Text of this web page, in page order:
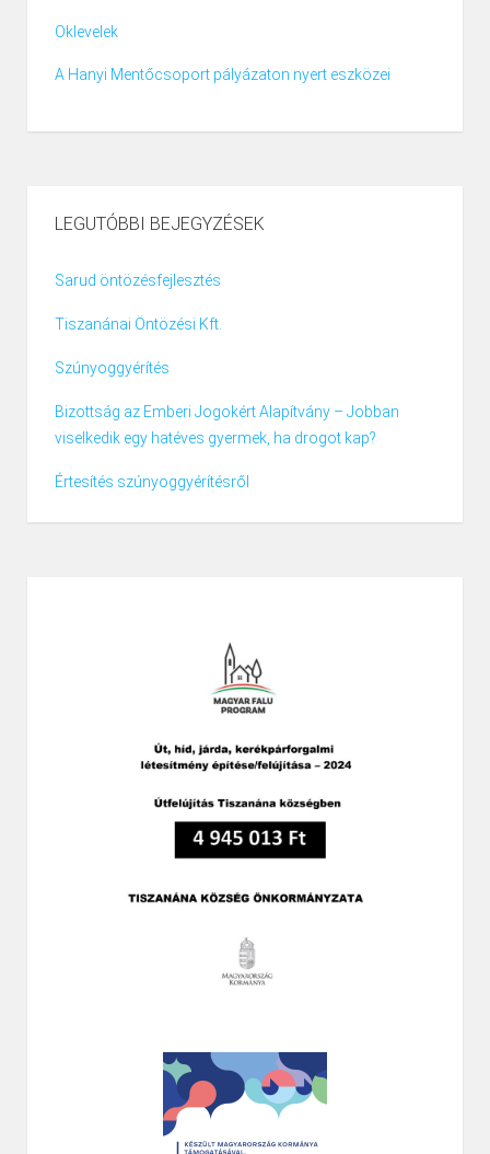
Oklevelek
A Hanyi Mentőcsoport pályázaton nyert eszközei
LEGUTÓBBI BEJEGYZÉSEK
Sarud öntözésfejlesztés
Tiszanánai Öntözési Kft.
Szúnyoggyérítés
Bizottság az Emberi Jogokért Alapítvány – Jobban
viselkedik egy hatéves gyermek, ha drogot kap?
Értesítés szúnyoggyérítésről